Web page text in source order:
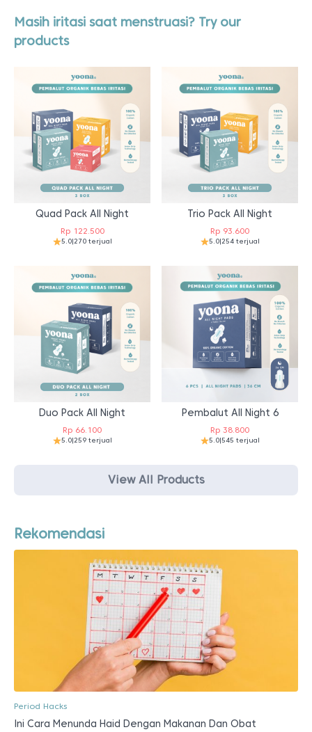
Masih iritasi saat menstruasi? Try our
products
Quad Pack All Night
Rp122.500
5.0|270 terjual
Trio Pack All Night
Rp 93.600
5.0|254 terjual
Duo Pack All Night
Rp 66.100
5.0|259 terjual
Pembalut All Night 6
Rp 38.800
5.0|545 terjual
View All Products
Rekomendasi
Period Hacks
Ini Cara Menunda Haid Dengan Makanan Dan Obat